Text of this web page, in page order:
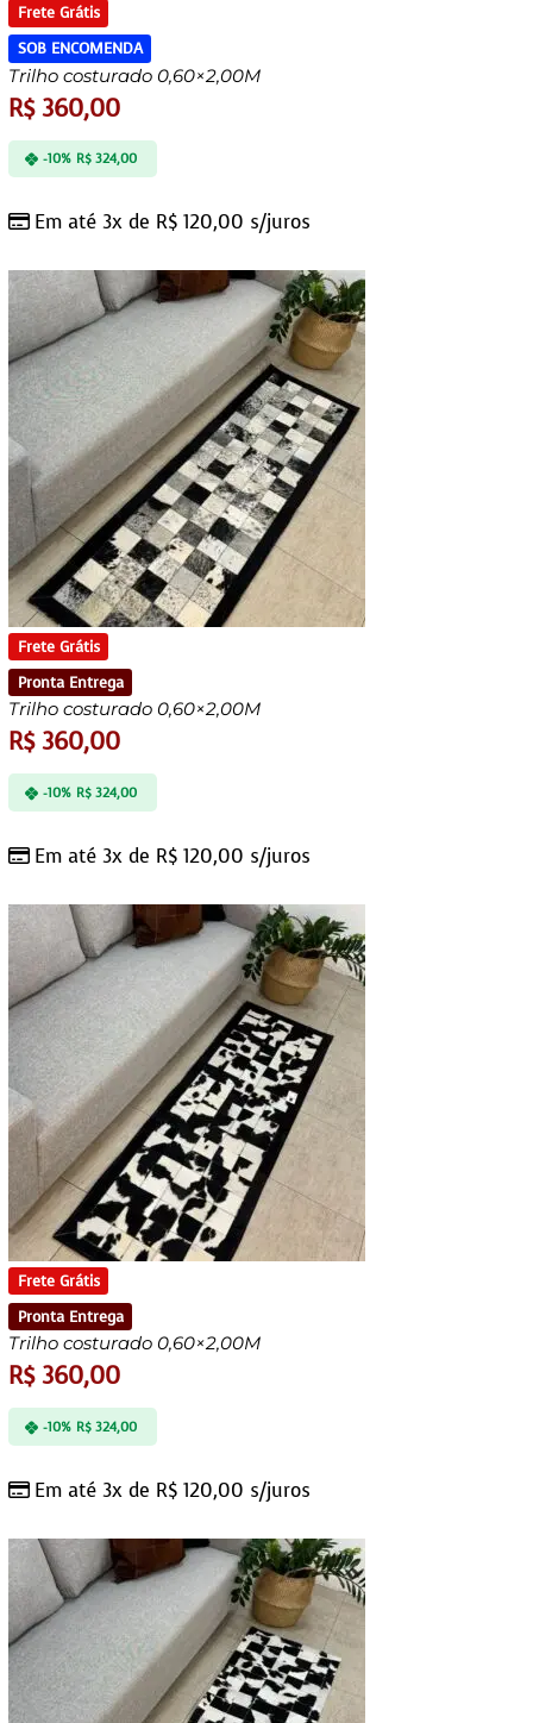
Frete Grátis
SOB ENCOMENDA
Trilho costurado 0,60×2,00M
R$360,00
Em até 3x de R$ 120,00 s/juros
-10% R$324,00
Frete Grátis
Pronta Entrega
Trilho costurado 0,60×2,00M
R$360,00
Em até 3x de R$ 120,00 s/juros
-10% R$324,00
Frete Grátis
Pronta Entrega
Trilho costurado 0,60×2,00M
R$360,00
Em até 3x de R$ 120,00 s/juros
-10% R$324,00